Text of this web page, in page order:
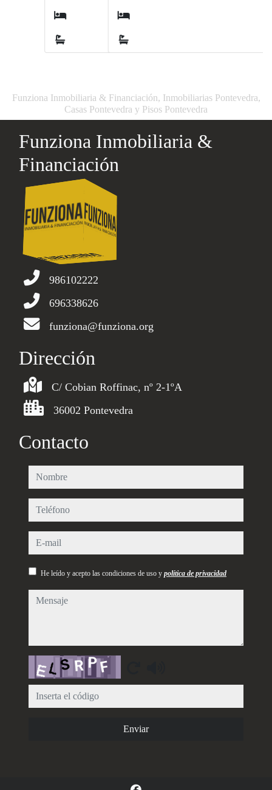
Funziona Inmobiliaria & Financiación, Inmobiliarias Pontevedra,
Casas Pontevedra y Pisos Pontevedra
Funziona Inmobiliaria &
Financiación
986102222
696338626
funziona@funziona.org
Dirección
C/ Cobian Roffinac, nº 2-1ºA
36002 Pontevedra
Contacto
nombre
teléfono
e-mail
He leído y acepto las condiciones de uso y política de privacidad
mensaje
Captcha
Enviar